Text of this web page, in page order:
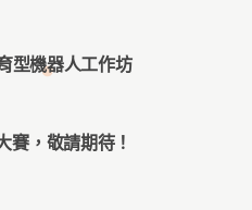
型機器人工作坊
賽，敬請期待！